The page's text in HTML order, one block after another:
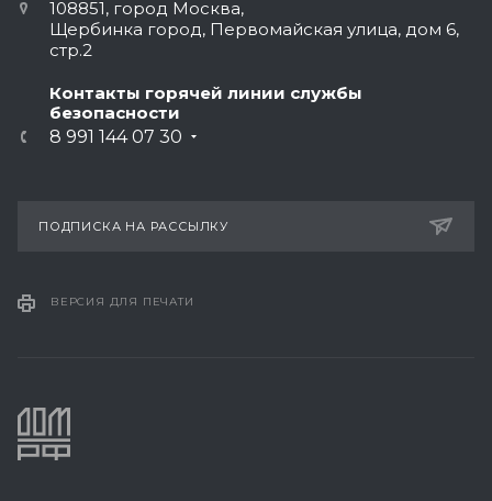
108851, город Москва,
Щербинка город, Первомайская улица, дом 6,
стр.2
Контакты горячей линии службы
безопасности
8 991 144 07 30
ПОДПИСКА НА РАССЫЛКУ
ВЕРСИЯ ДЛЯ ПЕЧАТИ